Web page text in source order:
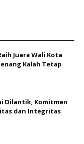
Juara Wali Kota
Kalah Tetap
Dilantik, Komitmen
dan Integritas